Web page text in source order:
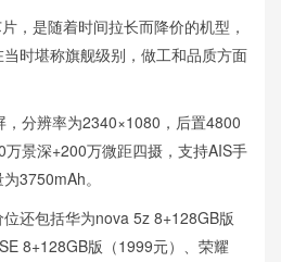
，是随着时间拉长而降价的机型，
时堪称旗舰级别，做工和品质方面
分辨率为2340×1080，后置4800
景深+200万微距四摄，支持AIS手
3750mAh。
还包括华为nova 5z 8+128GB版
8+128GB版（1999元）、荣耀